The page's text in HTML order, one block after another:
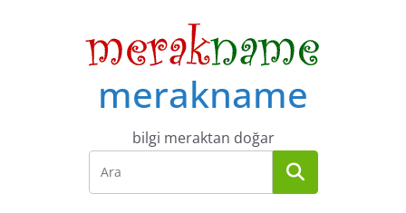
merakname
bilgi meraktan doğar